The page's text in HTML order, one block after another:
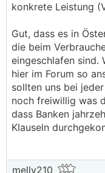
konkrete Leistung
Gut, dass es in
die beim
eingeschlafen sind.
hier im Forum so
sollten uns bei
noch freiwillig was
dass Banken
Klauseln
melly210